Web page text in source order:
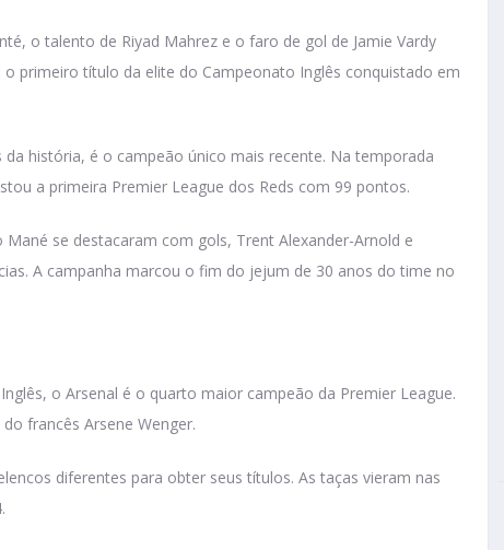
o talento de Riyad Mahrez e o faro de gol de Jamie Vardy
primeiro título da elite do Campeonato Inglês conquistado em
história, é o campeão único mais recente. Na temporada
a primeira Premier League dos Reds com 99 pontos.
se destacaram com gols, Trent Alexander-Arnold e
A campanha marcou o fim do jejum de 30 anos do time no
o Arsenal é o quarto maior campeão da Premier League.
francês Arsene Wenger.
diferentes para obter seus títulos. As taças vieram nas